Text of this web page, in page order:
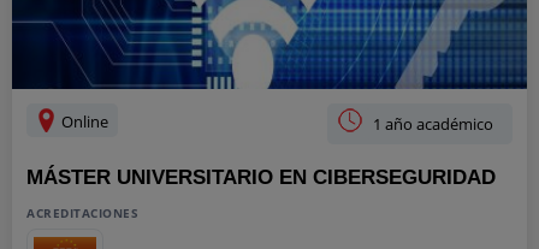
Online 1 año académico
MÁSTER UNIVERSITARIO EN CIBERSEGURIDAD
ACREDITACIONES